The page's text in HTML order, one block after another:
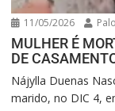
11/05/2026
MULHER É
DE
Nájylla Duenas
marido, no DIC 4,